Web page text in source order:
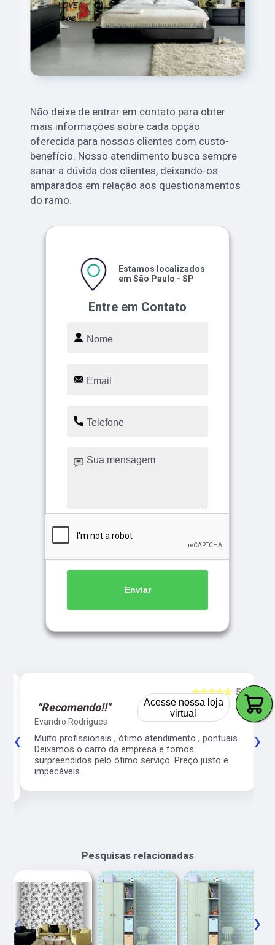
Não deixe de entrar em contato para obter
mais informações sobre cada opção
oferecida para nossos clientes com custo-
benefício. Nosso atendimento busca sempre
sanar a dúvida dos clientes, deixando-os
amparados em relação aos questionamentos
do ramo.
Entre em Contato
Estamos localizados
em São Paulo - SP
Enviar
5
☆☆☆☆☆
"Recomendo!!"
Evandro Rodrigues
Muito profissionais , ótimo atendimento , pontuais.
Deixamos o carro da empresa e fomos
surpreendidos pelo ótimo serviço. Preço justo e
impecáveis.
‹ ›
Pesquisas relacionadas
‹ ›
Acesse nossa loja
virtual